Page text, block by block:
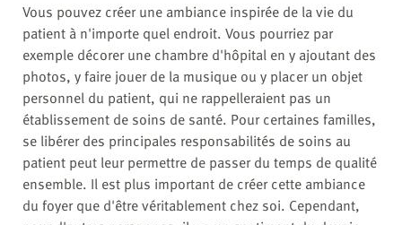
Vous pouvez créer une ambiance inspirée de la vie du
patient à n'importe quel endroit. Vous pourriez par
exemple décorer une chambre d'hôpital en y ajoutant des
photos, y faire jouer de la musique ou y placer un objet
personnel du patient, qui ne rappelleraient pas un
établissement de soins de santé. Pour certaines familles,
se libérer des principales responsabilités de soins au
patient peut leur permettre de passer du temps de qualité
ensemble. Il est plus important de créer cette ambiance
du foyer que d'être véritablement chez soi. Cependant,